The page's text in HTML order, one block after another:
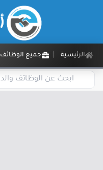
الرئيسية جميع الوظائف